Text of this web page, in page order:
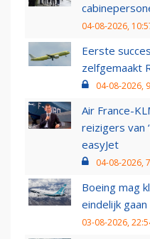
04-08-2026,
Eerste
zelfgemaakt
04-08-2026,
Air France-
reizigers van
easyJet
04-08-2026,
Boeing mag
eindelijk
03-08-2026,